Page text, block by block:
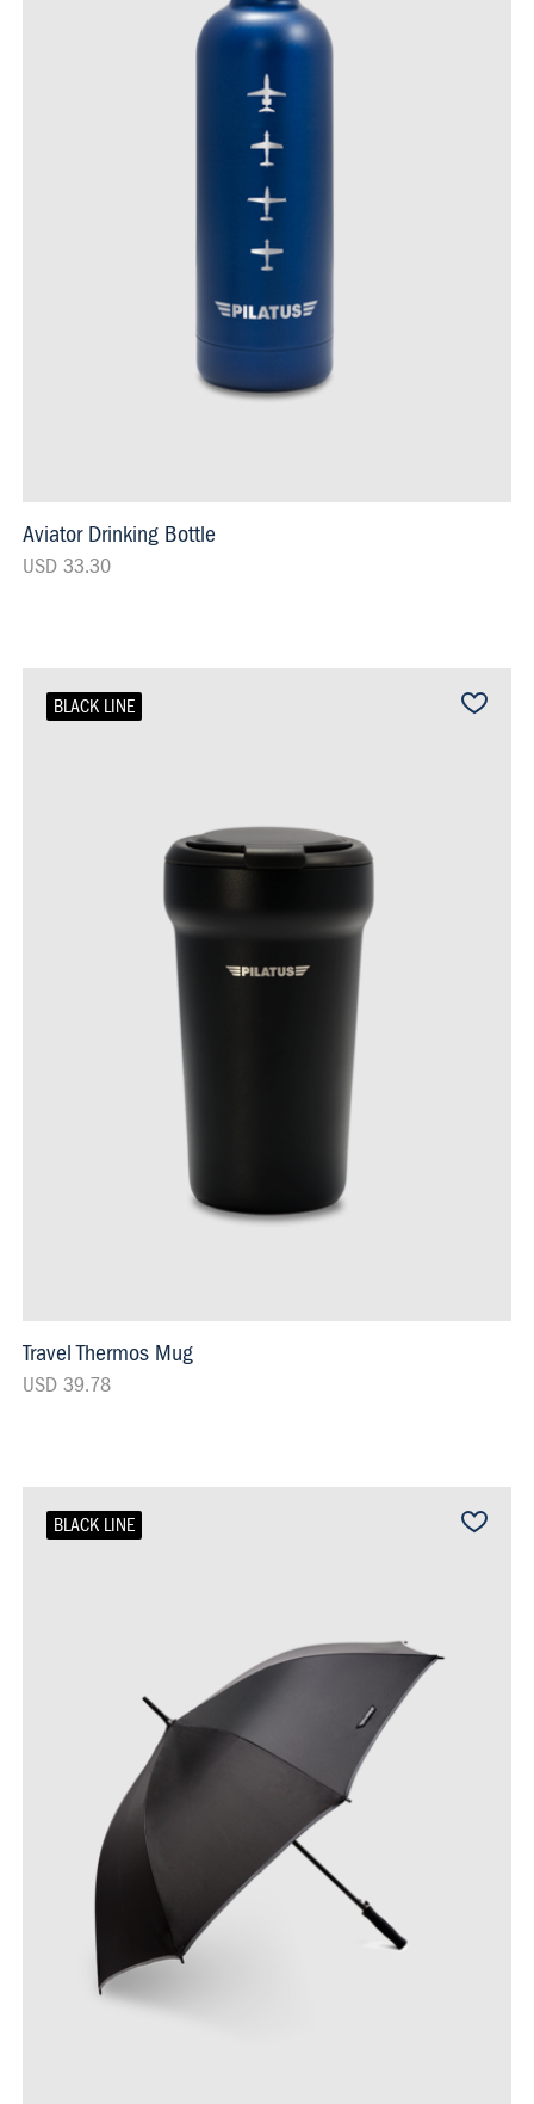
Aviator Drinking Bottle
USD 33.30
BLACK LINE
Travel Thermos Mug
USD 39.78
BLACK LINE